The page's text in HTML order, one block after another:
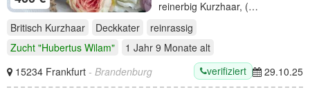
reinerbig Kurzhaar, (…
Britisch Kurzhaar
Deckkater
reinrassig
Zucht "Hubertus Wilam"
1 Jahr 9 Monate alt
15234 Frankfurt - Brandenburg verifiziert 29.10.25